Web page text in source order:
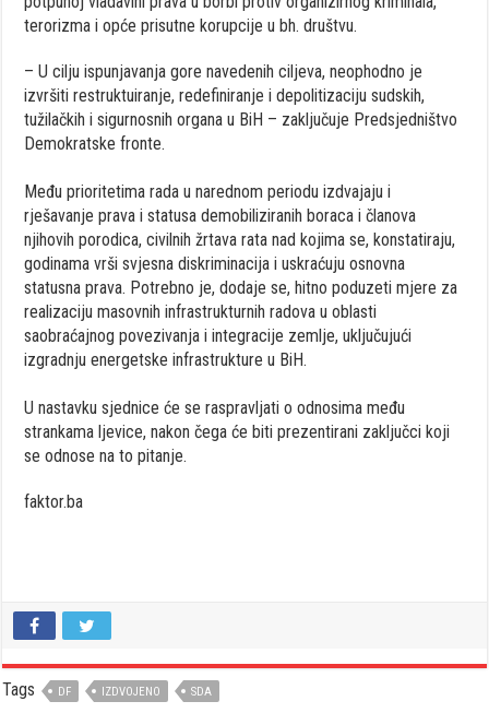
terorizma i opće prisutne korupcije u bh. društvu.
– U cilju ispunjavanja gore navedenih ciljeva, neophodno je
izvršiti restruktuiranje, redefiniranje i depolitizaciju sudskih,
tužilačkih i sigurnosnih organa u BiH – zaključuje Predsjedništvo
Demokratske fronte.
Među prioritetima rada u narednom periodu izdvajaju i
rješavanje prava i statusa demobiliziranih boraca i članova
njihovih porodica, civilnih žrtava rata nad kojima se, konstatiraju,
godinama vrši svjesna diskriminacija i uskraćuju osnovna
statusna prava. Potrebno je, dodaje se, hitno poduzeti mjere za
realizaciju masovnih infrastrukturnih radova u oblasti
saobraćajnog povezivanja i integracije zemlje, uključujući
izgradnju energetske infrastrukture u BiH.
U nastavku sjednice će se raspravljati o odnosima među
strankama ljevice, nakon čega će biti prezentirani zaključci koji
se odnose na to pitanje.
faktor.ba
Tags DF IZDVOJENO SDA